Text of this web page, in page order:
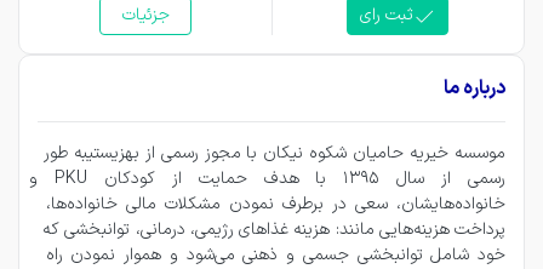
ثبت رای جزئیات
درباره ما
موسسه خیریه حامیان شکوه نیکان با مجوز رسمی از بهزیستیبه طور
رسمی از سال 1395 با هدف حمایت از کودکان PKU و
خانواده‌هایشان، سعی در برطرف نمودن مشکلات مالی خانواده‌ها،
پرداخت هزینه‌هایی مانند: هزینه غذاهای رژیمی، درمانی، توانبخشی که
خود شامل توانبخشی جسمی و ذهنی می‌شود و هموار نمودن راه